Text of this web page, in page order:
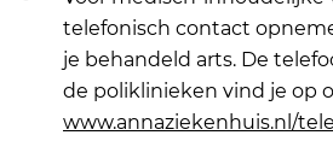
telefonisch contact
je behandeld arts. De
de poliklinieken vind je op
www.annaziekenhuis.nl/